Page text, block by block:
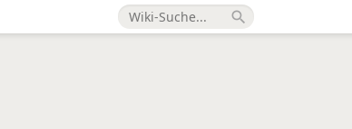
search